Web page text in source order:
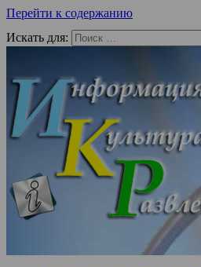
Перейти к содержанию
Искать для: